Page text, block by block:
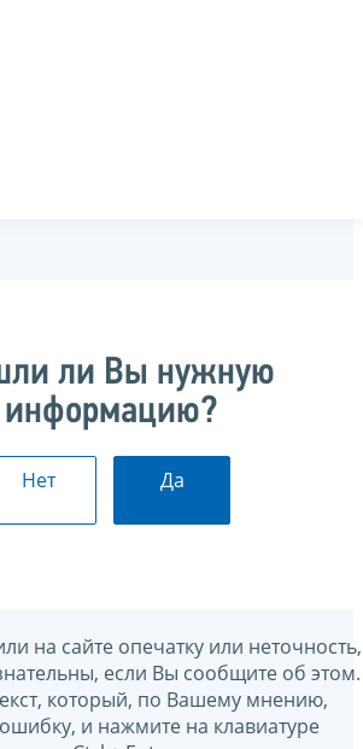
ли Вы нужную
информацию?
Нет Да
на сайте опечатку или неточность,
если Вы сообщите об этом.
который, по Вашему мнению,
и нажмите на клавиатуре